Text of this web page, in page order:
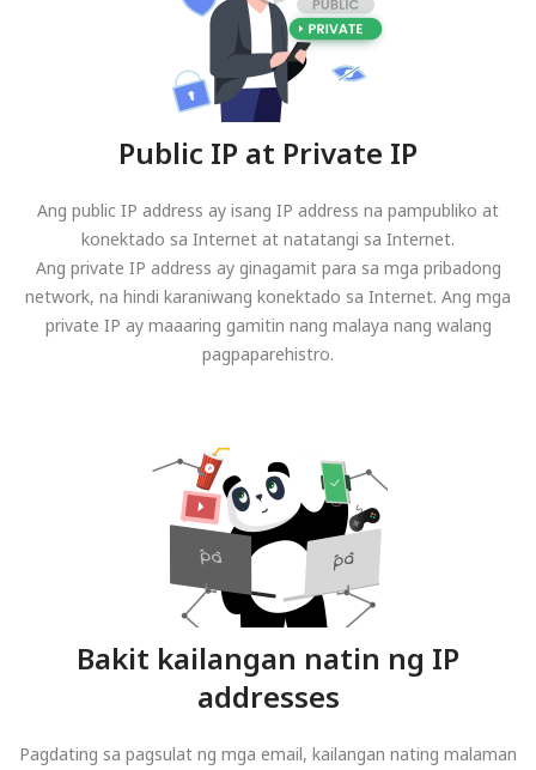
Public IP at Private IP
Ang public IP address ay isang IP address na pampubliko at
konektado sa Internet at natatangi sa Internet.
Ang private IP address ay ginagamit para sa mga pribadong
network, na hindi karaniwang konektado sa Internet. Ang mga
private IP ay maaaring gamitin nang malaya nang walang
pagpaparehistro.
Bakit kailangan natin ng IP
addresses
Pagdating sa pagsulat ng mga email, kailangan nating malaman